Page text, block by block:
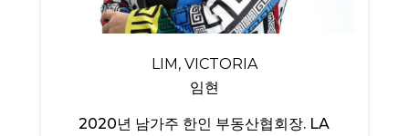
LIM, VICTORIA
임현
2020년 남가주 한인 부동산협회장. LA